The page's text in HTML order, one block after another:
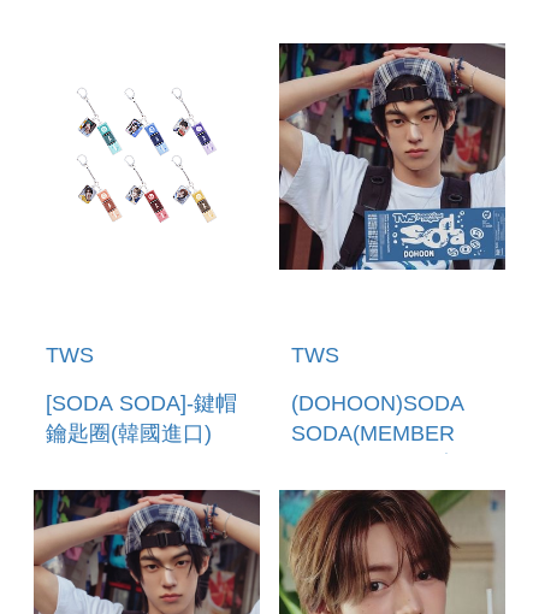
TWS
[SODA SODA]-鍵帽
鑰匙圈(韓國進口)
TWS
(DOHOON)SODA
SODA(MEMBER
(環球官方進口)